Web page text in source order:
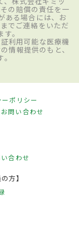
の賠償の責任を一
ある場合には、お
でご連絡をいただ
。
利用可能な医療機
情報提供のもと、
ポリシー
お問い合わせ
合わせ
方】